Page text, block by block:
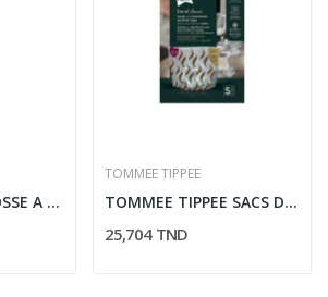
PAROGENCYL BROSSE A DENTS EXPERT GENCIVES EXTRA...
TOMMEE TIPPEE
TOMMEE TIPPEE SACS DE STERILISATION VOYAGE *5 SACS
25,704 TND